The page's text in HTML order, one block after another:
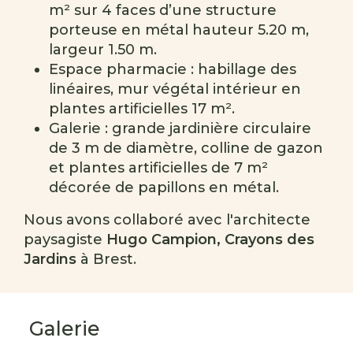
m² sur 4 faces d’une structure
porteuse en métal hauteur 5.20 m,
largeur 1.50 m.
Espace pharmacie : habillage des
linéaires, mur végétal intérieur en
plantes artificielles 17 m².
Galerie : grande jardinière circulaire
de 3 m de diamètre, colline de gazon
et plantes artificielles de 7 m²
décorée de papillons en métal.
Nous avons collaboré avec l'architecte
paysagiste Hugo Campion, Crayons des
Jardins à Brest.
Galerie